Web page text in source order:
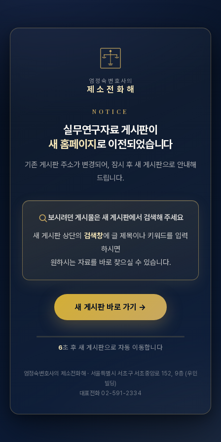
엄정숙변호사의
제소전화해
NOTICE
실무연구자료 게시판이
새 홈페이지 로 이전되었습니다
기존 게시판 주소가 변경되어, 잠시 후 새 게시판으로 안내해
드립니다.
보시려던 게시물은 새 게시판에서 검색해 주세요
새 게시판 상단의 검색창에 글 제목이나 키워드를 입력
하시면
원하시는 자료를 바로 찾으실 수 있습니다.
새 게시판 바로 가기 →
6초 후 새 게시판으로 자동 이동합니다
엄정숙변호사의 제소전화해 · 서울특별시 서초구 서초중앙로 152, 9층 (우민
빌딩)
대표전화 02-591-2334